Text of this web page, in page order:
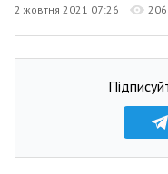
2 жовтня 2021 07:26 206